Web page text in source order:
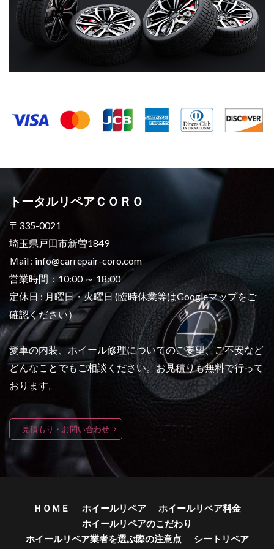
トータルリペアＣＯＲＯ
〒335-0021
埼玉県戸田市新曽1849
Ｍail : info@carrepair-coro.com
営業時間：10:00 ～ 18:00
定休日 : 月曜日・火曜日 (臨時休業等はGoogleマップをご
確認ください）
愛車の内装、ホイール修理についてのご要望、ご不安など
どんなことでもご相談ください。お見積りも無料で行って
おります。
見積もり・お問い合わせ
ＨＯＭＥ ホイールリペア
ホイールリペア料金
ホイールリペアのこだわり
ホイールリペア業者を選ぶ際の注意点
シートリペア